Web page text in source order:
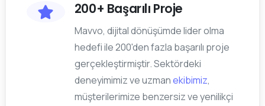
200+ Başarılı Proje
Mavvo, dijital dönüşümde lider olma
hedefi ile 200'den fazla başarılı proje
gerçekleştirmiştir. Sektördeki
deneyimimiz ve uzmanekibimiz,
müşterilerimize benzersiz ve yenilikçi